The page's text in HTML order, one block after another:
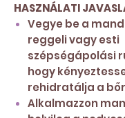
HASZNÁLATI
Vegye be a
reggeli vagy esti
szépségápolási
hogy
rehidratálja a
Alkalmazzon